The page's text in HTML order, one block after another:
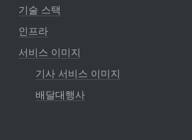
기술 스택
인프라
서비스 이미지
기사 서비스 이미지
배달대행사